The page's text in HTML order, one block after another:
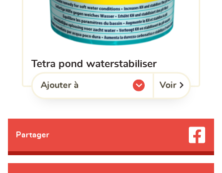
tetra pond waterstabiliser
Ajouter à
l'une de mes listes. Voir
Partager